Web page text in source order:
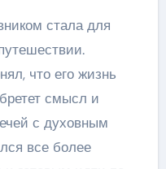
стала для
что его жизнь
смысл и
с духовным
все более